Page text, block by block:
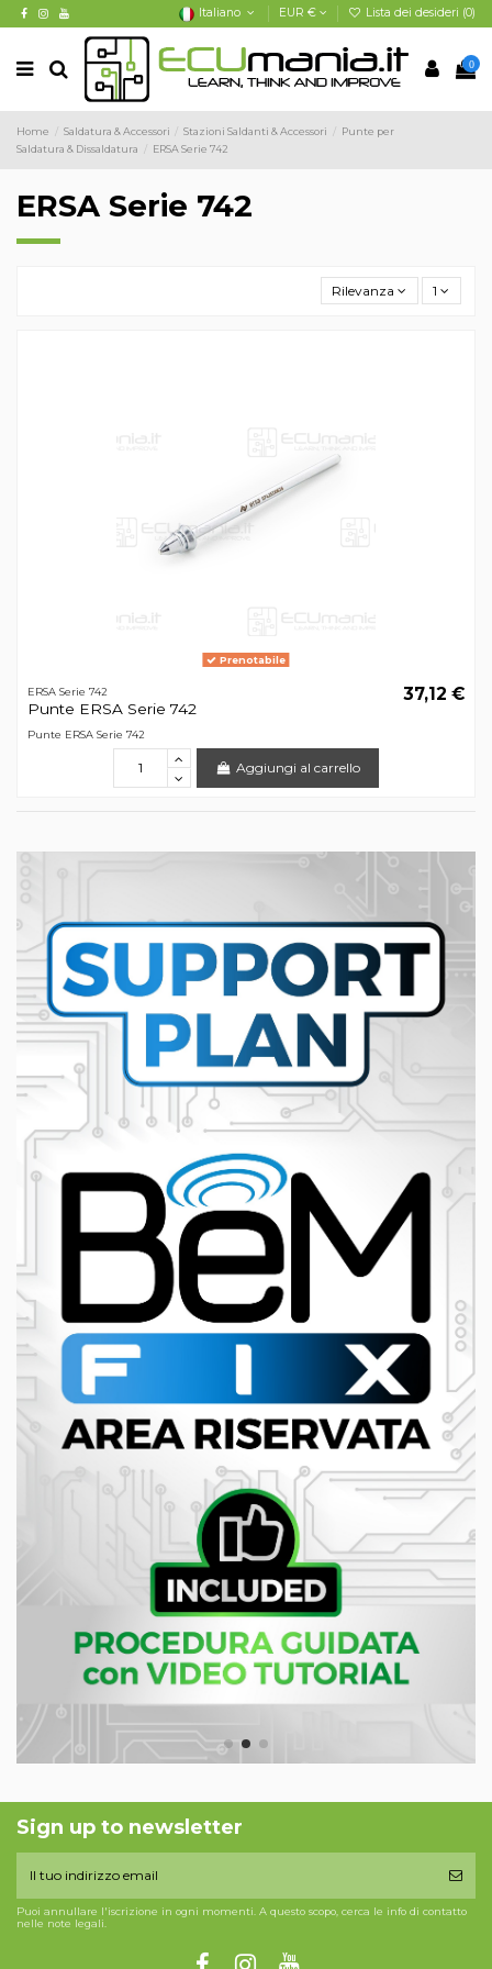
Italiano EUR € Lista dei desideri (0)
0
Home Saldatura & Accessori Stazioni Saldanti & Accessori
Punte per
Saldatura & Dissaldatura
ERSA Serie 742
ERSA Serie 742
Rilevanza 1
Prenotabile
ERSA Serie 742
Punte ERSA Serie 742
37,12 €
Punte ERSA Serie 742
Aggiungi al carrello
Sign up to newsletter
Puoi annullare l'iscrizione in ogni momenti. A questo scopo, cerca le info di contatto
nelle note legali.